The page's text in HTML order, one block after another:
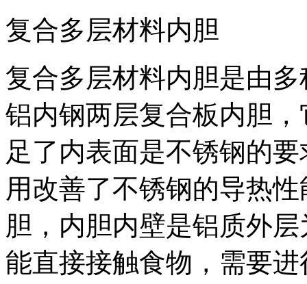
复合多层材料内胆
复合多层材料内胆是由
铝内钢两层复合板内胆
足了内表面是不锈钢的
用改善了不锈钢的导热
胆，内胆内壁是铝质外
能直接接触食物，需要